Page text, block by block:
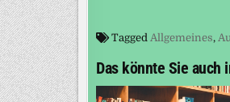
Tagged Allgemeines,
Das könnte Sie auch